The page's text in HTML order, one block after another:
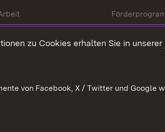
zu Cookies erhalten Sie in unserer
von Facebook, X / Twitter und Google